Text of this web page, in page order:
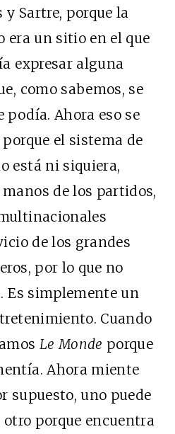
y Sartre, porque la
era un sitio en el que
expresar alguna
como sabemos, se
podía. Ahora eso se
el sistema de
está ni siquiera,
de los partidos,
de los grandes
por lo que no
Es simplemente un
Cuando
Le Monde porque
Ahora miente
supuesto, uno puede
porque encuentra